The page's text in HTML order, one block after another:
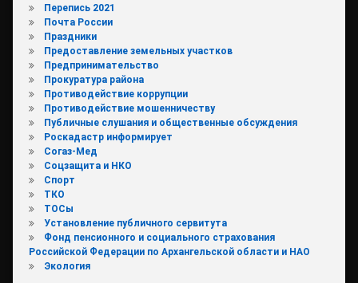
Перепись 2021
Почта России
Праздники
Предоставление земельных участков
Предпринимательство
Прокуратура района
Противодействие коррупции
Противодействие мошенничеству
Публичные слушания и общественные обсуждения
Роскадастр информирует
Согаз-Мед
Соцзащита и НКО
Спорт
ТКО
ТОСы
Установление публичного сервитута
Фонд пенсионного и социального страхования
Российской Федерации по Архангельской области и НАО
Экология